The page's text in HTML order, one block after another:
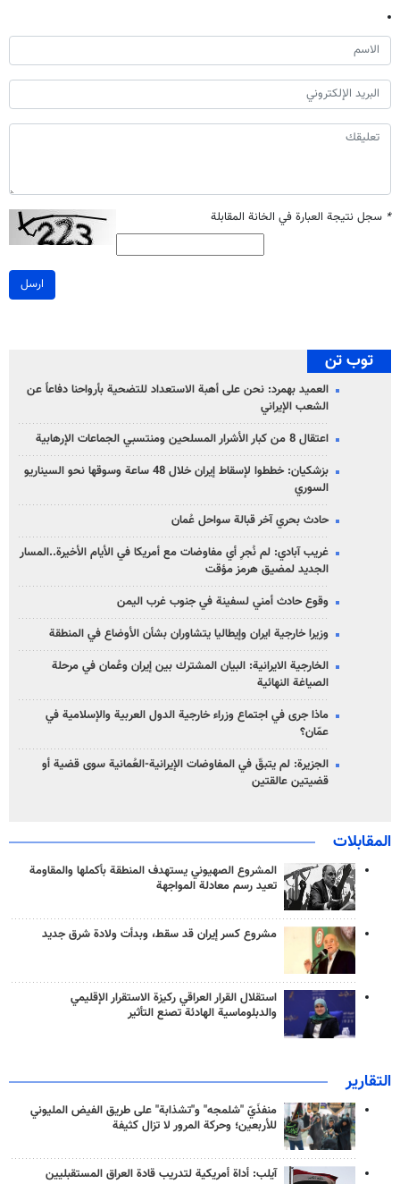
* سجل نتيجة العبارة في الخانة المقابلة
ارسل
توب تن
العميد بهمرد: نحن على أهبة الاستعداد للتضحية بأرواحنا دفاعاً عن
الشعب الإيراني
اعتقال 8 من كبار الأشرار المسلحين ومنتسبي الجماعات الإرهابية
بزشكيان: خططوا لإسقاط إيران خلال 48 ساعة وسوقها نحو السيناريو
السوري
حادث بحري آخر قبالة سواحل عُمان
غريب آبادي: لم نُجرِ أي مفاوضات مع أمريكا في الأيام الأخيرة..المسار
الجديد لمضيق هرمز مؤقت
وقوع حادث أمني لسفينة في جنوب غرب اليمن
وزيرا خارجية ايران وإيطاليا يتشاوران بشأن الأوضاع في المنطقة
الخارجية الايرانية: البيان المشترك بين إيران وعُمان في مرحلة
الصياغة النهائية
ماذا جرى في اجتماع وزراء خارجية الدول العربية والإسلامية في
عمّان؟
الجزيرة: لم يتبقّ في المفاوضات الإيرانية-العُمانية سوى قضية أو
قضيتين عالقتين
المقابلات
المشروع الصهيوني يستهدف المنطقة بأكملها والمقاومة
تعيد رسم معادلة المواجهة
مشروع كسر إيران قد سقط، وبدأت ولادة شرق جديد
استقلال القرار العراقي ركيزة الاستقرار الإقليمي
والدبلوماسية الهادئة تصنع التأثير
التقارير
منفذَيّ "شلمجه" و"تشذابة" على طريق الفيض المليوني
للأربعين؛ وحركة المرور لا تزال كثيفة
آيلب: أداة أمريكية لتدريب قادة العراق المستقبليين